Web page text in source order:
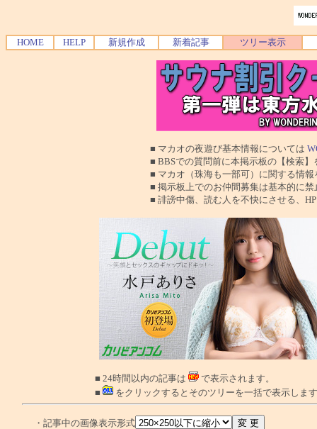
HOME HELP 新規作成 新着記事 ツリー表示
■ マカオの夜遊び基本情報については
■ BBSでの質問前に本掲示板の【検索】を使
■ マカオ（珠海も一部可）に関する情報を交
■ 掲示板上でのお仲間募集は基本的に禁止で
■ 誹謗中傷、読む人を不快にさせる、HPに運
■ 24時間以内の記事は
で表示されます。
■
をクリックするとそのツリーを一括で表示しま
・記事中の画像表示形式